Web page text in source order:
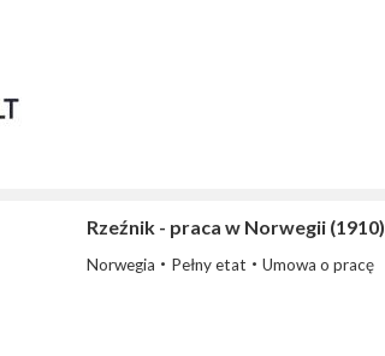
Rzeźnik - praca w Norwegii (1910)
Norwegia Pełny etat Umowa o pracę